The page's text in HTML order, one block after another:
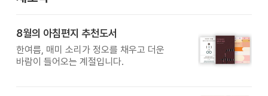
8월의 아침편지 추천도서
한여름, 매미 소리가 정오를 채우고 더운
바람이 들어오는 계절입니다.